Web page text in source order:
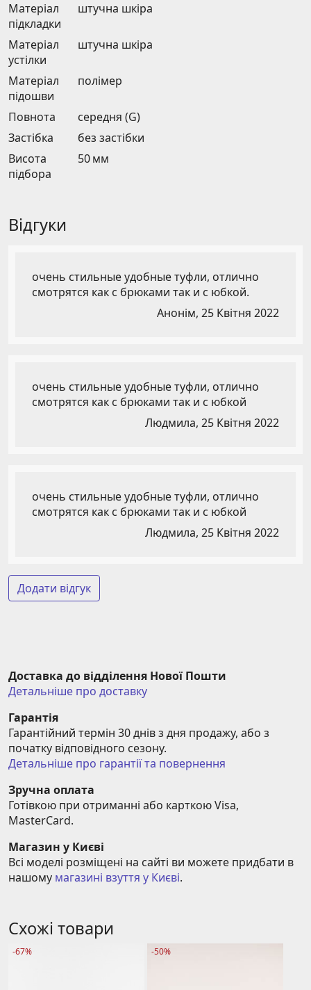
Матеріал
підкладки
штучна шкіра
Матеріал
устілки
штучна шкіра
Матеріал
підошви
полімер
Повнота
середня (G)
Застібка
без застібки
Висота
підбора
50 мм
Відгуки
очень стильные удобные туфли, отлично
смотрятся как с брюками так и с юбкой.
Анонім, 25 Квітня 2022
очень стильные удобные туфли, отлично
смотрятся как с брюками так и с юбкой
Людмила, 25 Квітня 2022
очень стильные удобные туфли, отлично
смотрятся как с брюками так и с юбкой
Людмила, 25 Квітня 2022
Додати відгук
Доставка до відділення Нової Пошти
Детальніше про доставку
Гарантія
Гарантійний термін 30 днів з дня продажу, або з
початку відповідного сезону.
Детальніше про гарантії та повернення
Зручна оплата
Готівкою при отриманні або карткою Visa,
MasterCard.
Магазин у Києві
Всі моделі розміщені на сайті ви можете придбати в
нашому магазині взуття у Києві.
Схожі товари
-67% -50%